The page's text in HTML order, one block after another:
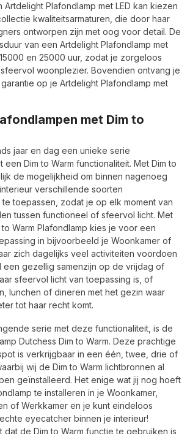
Plafondlamp met LED kan kiezen
kwaliteitsarmaturen, die door haar
ontworpen zijn met oog voor detail. De
van een Artdelight Plafondlamp met
en 25000 uur, zodat je zorgeloos
woonplezier. Bovendien ontvang je
op je Artdelight Plafondlamp met
met Dim to
jaar en dag een unieke serie
een Dim to Warm functionaliteit. Met Dim to
de mogelijkheid om binnen nagenoeg
verschillende soorten
toepassen, zodat je op elk moment van
tussen functioneel of sfeervol licht. Met
Warm Plafondlamp kies je voor een
in bijvoorbeeld je Woonkamer of
zich dagelijks veel activiteiten voordoen
een gezellig samenzijn op de vrijdag of
sfeervol licht van toepassing is, of
lunchen of dineren met het gezin waar
tot haar recht komt.
serie met deze functionaliteit, is de
Dutchess Dim to Warm. Deze prachtige
is verkrijgbaar in een één, twee, drie of
wij de Dim to Warm lichtbronnen al
geïnstalleerd. Het enige wat jij nog hoeft
te installeren in je Woonkamer,
of Werkkamer en je kunt eindeloos
eyecatcher binnen je interieur!
dat de Dim to Warm functie te gebruiken is